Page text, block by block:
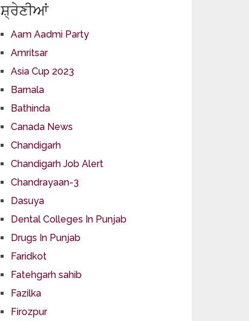
ਸ਼੍ਰੇਣੀਆਂ
Aam Aadmi Party
Amritsar
Asia Cup 2023
Barnala
Bathinda
Canada News
Chandigarh
Chandigarh Job Alert
Chandrayaan-3
Dasuya
Dental Colleges In Punjab
Drugs In Punjab
Faridkot
Fatehgarh sahib
Fazilka
Firozpur